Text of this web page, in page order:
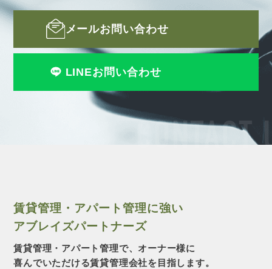
CONTACT
メールお問い合わせ
LINEお問い合わせ
賃貸管理・アパート管理に強い
アブレイズパートナーズ
賃貸管理・アパート管理で、オーナー様に
喜んでいただける賃貸管理会社を目指します。